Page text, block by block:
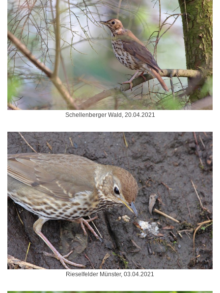
Schellenberger Wald, 20.04.2021
Rieselfelder Münster, 03.04.2021